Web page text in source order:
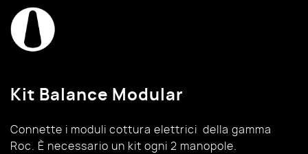
Kit Balance Modular
Connette i moduli cottura elettrici della gamma
Roc. È necessario un kit ogni 2 manopole.